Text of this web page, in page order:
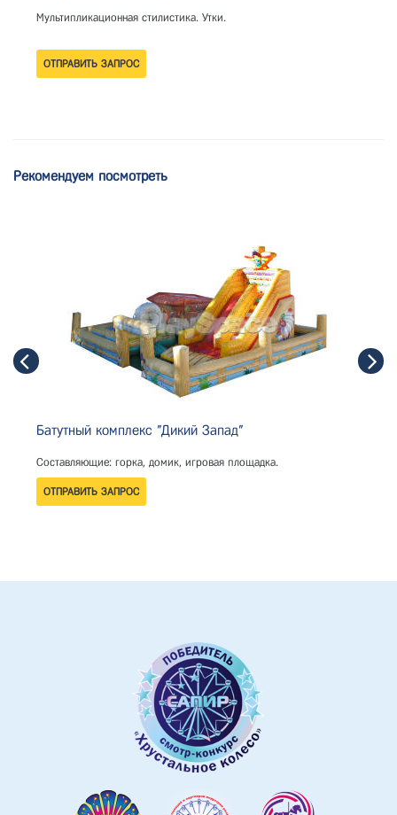
Мультипликационная стилистика. Утки.
Рекомендуем посмотреть
Батутный комплекс "Дикий Запад"
Составляющие: горка, домик, игровая площадка.